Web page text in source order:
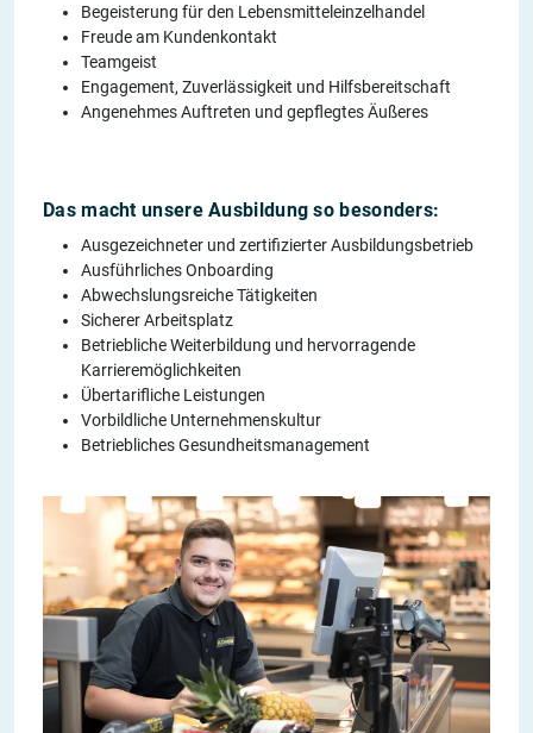
Begeisterung für den Lebensmitteleinzelhandel
Freude am Kundenkontakt
Teamgeist
Engagement, Zuverlässigkeit und Hilfsbereitschaft
Angenehmes Auftreten und gepflegtes Äußeres
Das macht unsere Ausbildung so besonders:
Ausgezeichneter und zertifizierter Ausbildungsbetrieb
Ausführliches Onboarding
Abwechslungsreiche Tätigkeiten
Sicherer Arbeitsplatz
Betriebliche Weiterbildung und hervorragende
Karrieremöglichkeiten
Übertarifliche Leistungen
Vorbildliche Unternehmenskultur
Betriebliches Gesundheitsmanagement